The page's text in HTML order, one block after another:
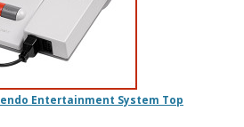
Entertainment System Top